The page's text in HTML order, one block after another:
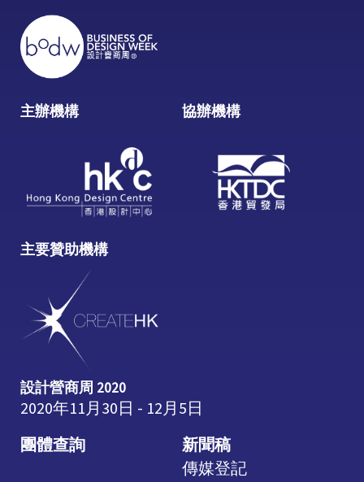
主辦機構 協辦機構
主要贊助機構
設計營商周 2020
2020年11月30日 - 12月5日
團體查詢
新聞稿
傳媒登記